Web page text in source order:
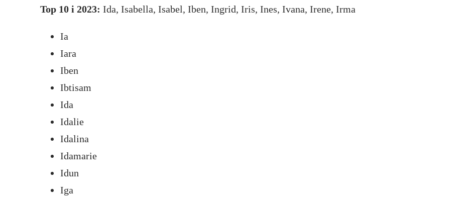
Top 10 i 2023: Ida, Isabella, Isabel, Iben, Ingrid, Iris, Ines, Ivana, Irene, Irma
Ia
Iara
Iben
Ibtisam
Ida
Idalie
Idalina
Idamarie
Idun
Iga